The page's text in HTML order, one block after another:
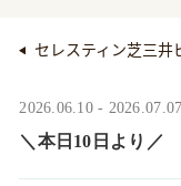
セレスティン芝三井
2026.06.10 - 2026.07.07
＼本日10日より／